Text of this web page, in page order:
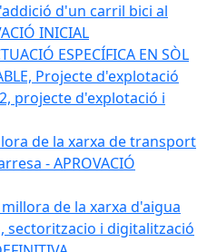
d'un carril bici al
INICIAL
ESPECÍFICA EN SÒL
Projecte d'explotació
projecte d'explotació i
de la xarxa de transport
- APROVACIÓ
de la xarxa d'aigua
sectoritzacio i digitalització